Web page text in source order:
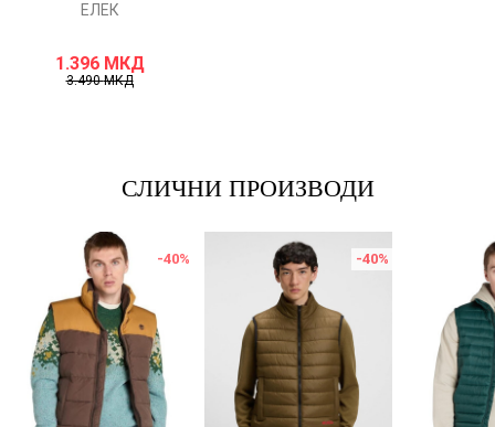
ЕЛЕК
1.396 МКД
3.490МКД
СЛИЧНИ ПРОИЗВОДИ
-40% -40%